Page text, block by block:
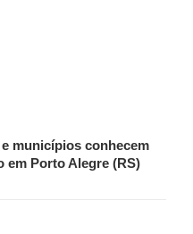
municípios conhecem
em Porto Alegre (RS)